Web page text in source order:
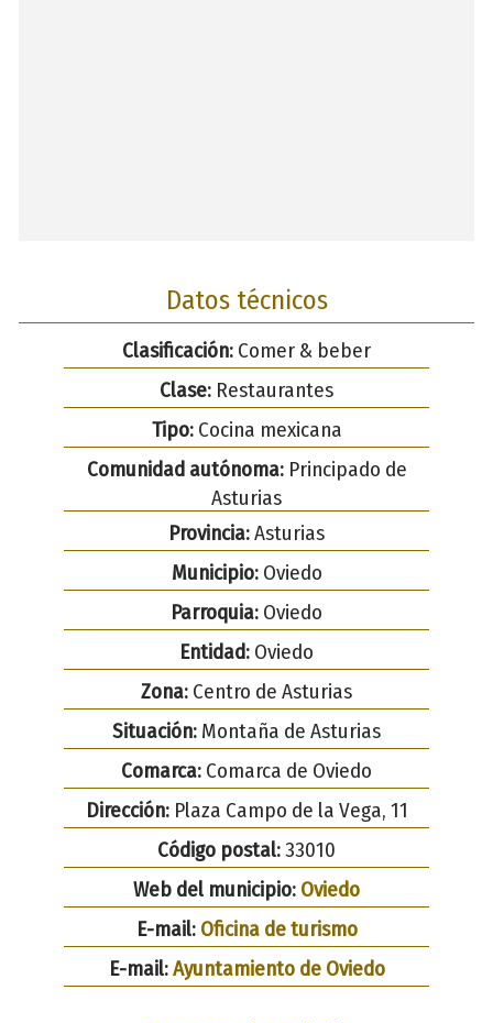
Datos técnicos
Clasificación: Comer & beber
Clase: Restaurantes
Tipo:Cocina mexicana
Comunidad autónoma:Principado de
Asturias
Provincia:Asturias
Municipio:Oviedo
Parroquia: Oviedo
Entidad: Oviedo
Zona: Centro de Asturias
Situación: Montaña de Asturias
Comarca: Comarca de Oviedo
Dirección:Plaza Campo de la Vega, 11
Código postal:33010
Web del municipio: Oviedo
E-mail: Oficina de turismo
E-mail:Ayuntamiento de Oviedo